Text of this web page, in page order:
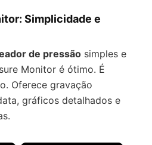
Simplicidade e
de pressão simples e
Monitor é ótimo. É
Oferece gravação
gráficos detalhados e